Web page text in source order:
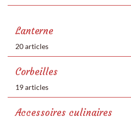
Lanterne
20 articles
Corbeilles
19 articles
Accessoires culinaires